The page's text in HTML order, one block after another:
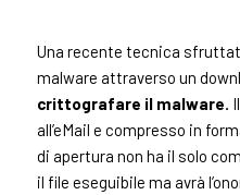
Una recente tecnica
malware attraverso un
crittografare il malware.
all’eMail e compresso in
di apertura non ha il solo
il file eseguibile ma avrà